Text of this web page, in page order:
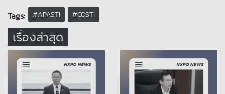
Tags:
#APASTI #COSTI
เรื่องล่าสุด